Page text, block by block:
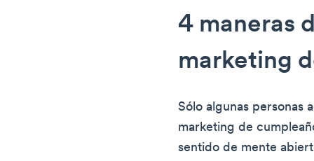
4 maneras
marketing
Sólo algunas personas
marketing de
sentido de mente